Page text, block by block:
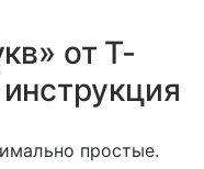
от Т-
простые.